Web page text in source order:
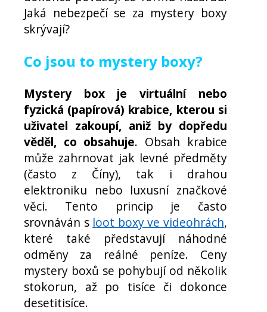
Jaká nebezpečí se za mystery boxy
skrývají?
Co jsou to mystery boxy?
Mystery box je virtuální nebo
fyzická (papírová) krabice, kterou si
uživatel zakoupí, aniž by dopředu
věděl, co obsahuje. Obsah krabice
může zahrnovat jak levné předměty
(často z Číny), tak i drahou
elektroniku nebo luxusní značkové
věci. Tento princip je často
srovnáván s loot boxy ve videohrách,
které také představují náhodné
odměny za reálné peníze. Ceny
mystery boxů se pohybují od několik
stokorun, až po tisíce či dokonce
desetitisíce.